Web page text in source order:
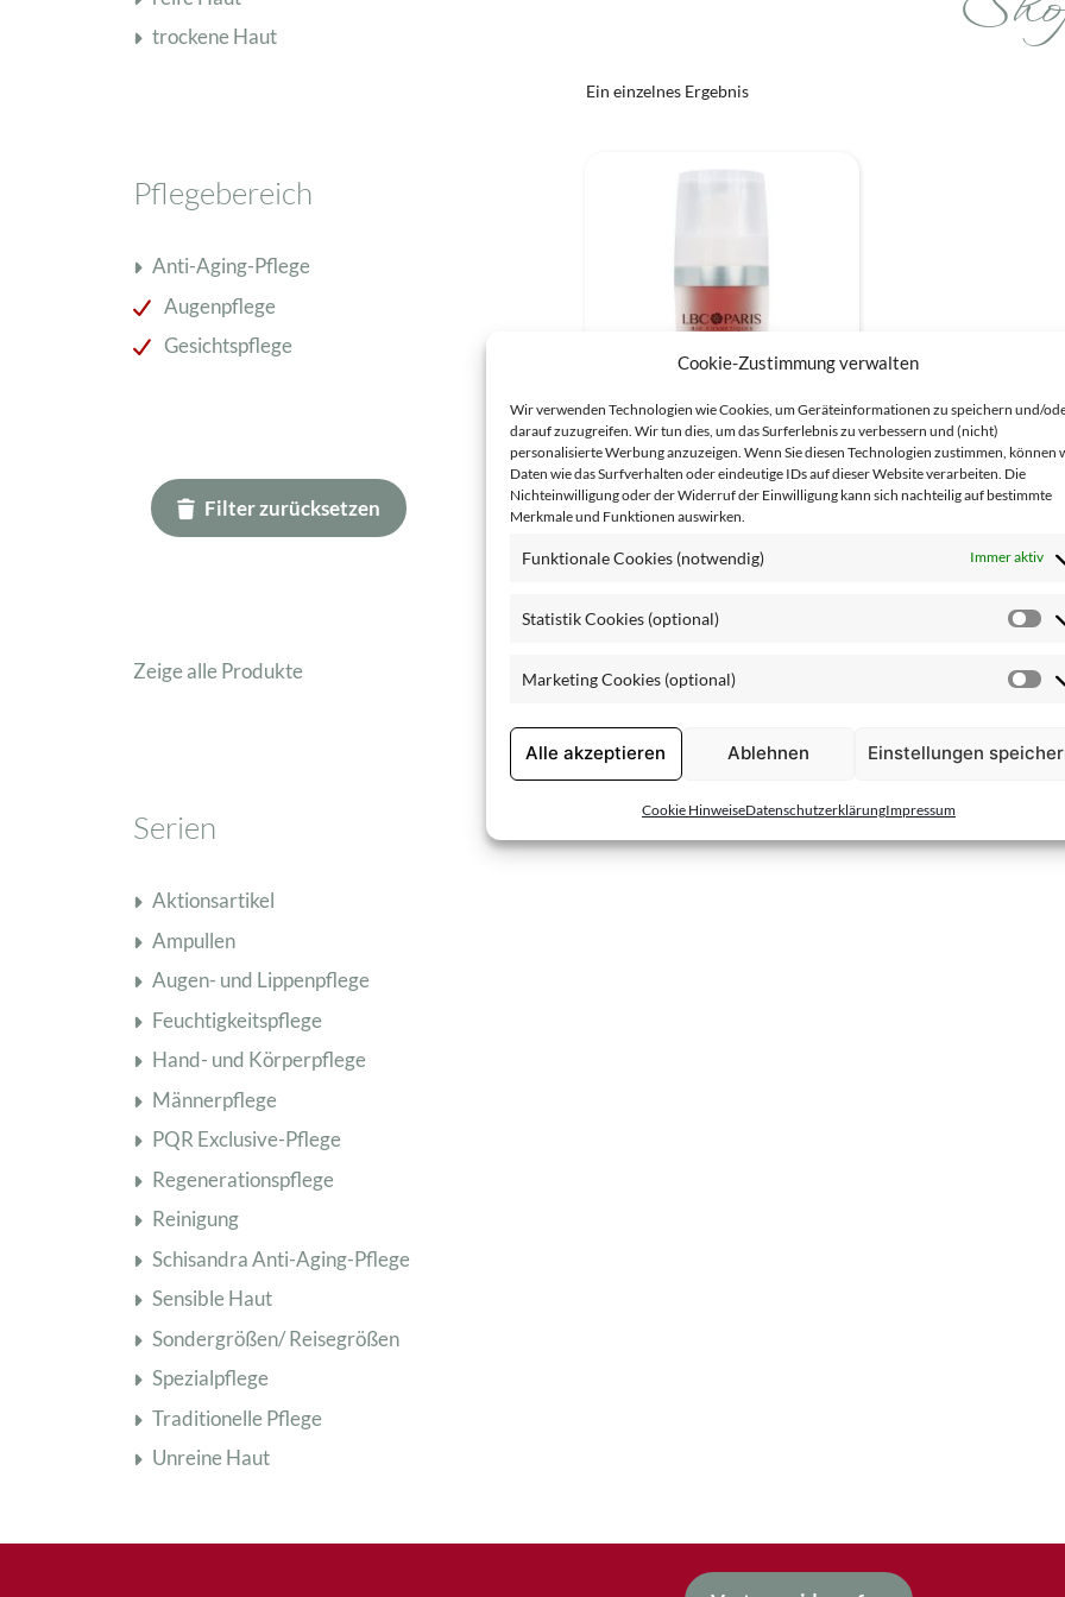
Cookie-Zustimmung verwalten
Wir verwenden Technologien wie Cookies, um Geräteinformationen zu speichern und/
darauf zuzugreifen. Wir tun dies, um das Surferlebnis zu verbessern und (nicht)
personalisierte Werbung anzuzeigen. Wenn Sie diesen Technologien zustimmen, können
Daten wie das Surfverhalten oder eindeutige IDs auf dieser Website verarbeiten. Die
Nichteinwilligung oder der Widerruf der Einwilligung kann sich nachteilig auf bestimmte
Merkmale und Funktionen auswirken.
Funktionale Cookies (notwendig) Immer aktiv
Statistik Cookies (optional)
Marketing Cookies (optional)
Alle akzeptieren Ablehnen Einstellungen
Cookie HinweiseDatenschutzerklärungImpressum
Schisandra Anti-Aging-Pflege
Ein einzelnes Ergebnis
Soin Contour Des Yeux
trockene Haut
Pflegebereich
Anti-Aging-Pflege
Augenpflege
Gesichtspflege
Filter zurücksetzen
Zeige alle Produkte
Serien
Aktionsartikel
Ampullen
Augen- und Lippenpflege
Feuchtigkeitspflege
Hand- und Körperpflege
Männerpflege
PQR Exclusive-Pflege
Regenerationspflege
Reinigung
Schisandra Anti-Aging-Pflege
Sensible Haut
Sondergrößen/ Reisegrößen
Spezialpflege
Traditionelle Pflege
Unreine Haut